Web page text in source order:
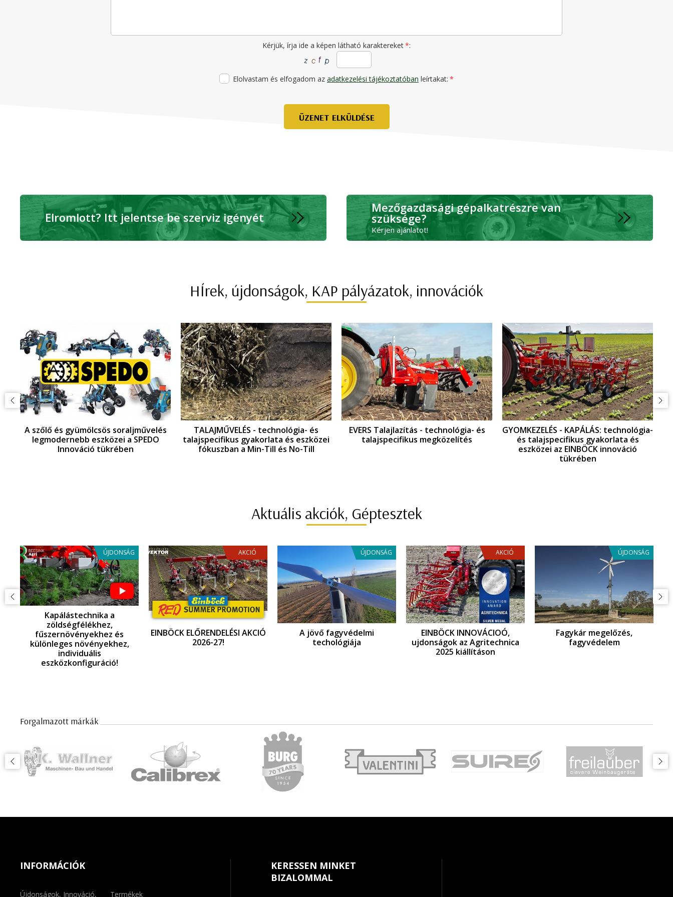
Kérjük, írja ide a képen látható karaktereket*:
Elolvastam és elfogadom az adatkezelési tájékoztatóban leírtakat: *
ÜZENET ELKÜLDÉSE
Elromlott? Itt jelentse be szerviz igényét
Mezőgazdasági gépalkatrészre van
szüksége?
Kérjen ajánlatot!
HÍrek, újdonságok, KAP pályázatok, innovációk
A szőlő és gyümölcsös soraljművelés
legmodernebb eszközei a SPEDO
Innováció tükrében
TALAJMŰVELÉS - technológia- és
talajspecifikus gyakorlata és eszközei
fókuszban a Min-Till és No-Till
EVERS Talajlazítás - technológia- és
talajspecifikus megközelítés
GYOMKEZELÉS - KAPÁLÁS: technológia-
és talajspecifikus gyakorlata és
eszközei az EINBÖCK innováció
tükrében
Aktuális akciók, Géptesztek
ÚJDONSÁG
Kapálástechnika a
zöldségfélékhez,
fűszernövényekhez és
különleges növényekhez,
individuális
eszközkonfiguráció!
AKCIÓ
EINBÖCK ELŐRENDELÉSI AKCIÓ
2026-27!
ÚJDONSÁG
A jövő fagyvédelmi
techológiája
AKCIÓ
EINBÖCK INNOVÁCIOÓ,
ujdonságok az Agritechnica
2025 kiállításon
ÚJDONSÁG
Fagykár megelőzés,
fagyvédelem
Forgalmazott márkák
INFORMÁCIÓK
Újdonságok, Innováció, Termékek
KERESSEN MINKET
BIZALOMMAL